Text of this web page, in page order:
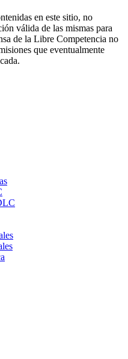
en este sitio, no
válida de las mismas para
de la Libre Competencia no
que eventualmente